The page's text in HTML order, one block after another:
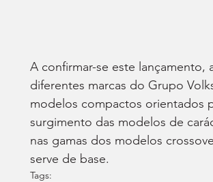
A confirmar-se este
diferentes marcas do Grupo
modelos compactos orientados
surgimento das modelos de
nas gamas dos modelos
serve de base.
Tags: